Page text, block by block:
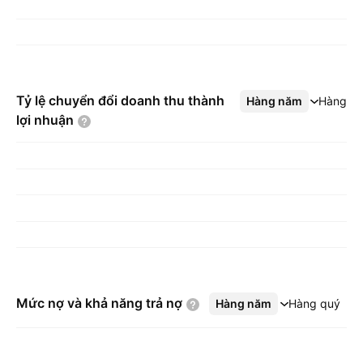
Tỷ lệ chuyển đổi doanh thu thành
lợi nhuận
Hàng năm Hàng
Xem thêm
Mức nợ và khả năng trả nợ Hàng năm Hàng quý
Xem thêm